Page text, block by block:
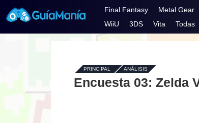
Final Fantasy Metal Gear
WiiU
3DS Vita Todas
PRINCIPAL - ANÁLISIS
Encuesta 03: Zelda